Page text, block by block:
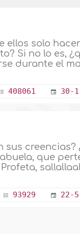
ellos solo
Si no lo es,
durante el
408061 30-
sus creencias?
que
93929 22-